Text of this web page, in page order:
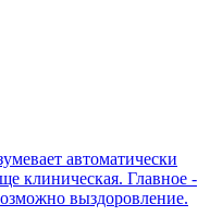
автоматически
клиническая. Главное -
выздоровление.